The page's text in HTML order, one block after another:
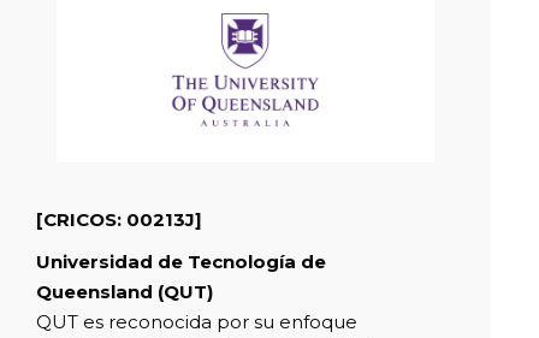
[CRICOS: 00213J]
Universidad de Tecnología de
Queensland (QUT)
QUT es reconocida por su enfoque